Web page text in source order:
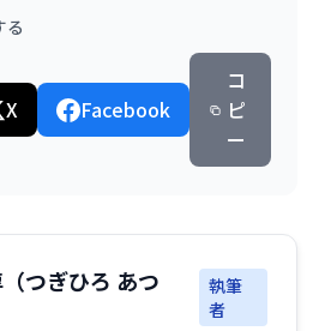
る
X Facebook
コ
ピ
ー
つぎひろ あつ
執筆
者